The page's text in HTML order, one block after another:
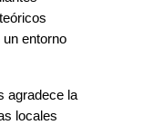
entorno
agradece la
locales